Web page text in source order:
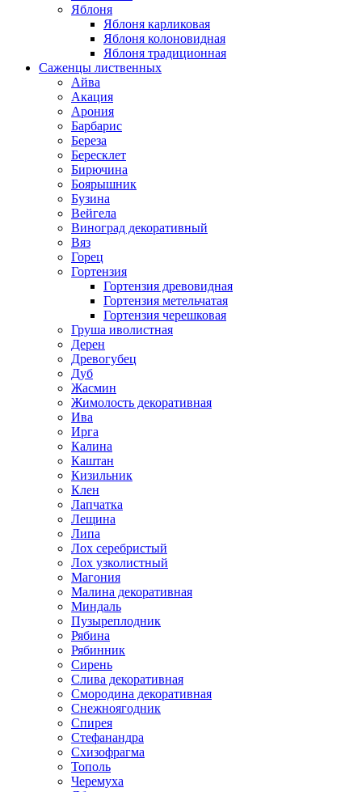
Яблоня
Яблоня карликовая
Яблоня колоновидная
Яблоня традиционная
Саженцы лиственных
Айва
Акация
Арония
Барбарис
Береза
Бересклет
Бирючина
Боярышник
Бузина
Вейгела
Виноград декоративный
Вяз
Горец
Гортензия
Гортензия древовидная
Гортензия метельчатая
Гортензия черешковая
Груша иволистная
Дерен
Древогубец
Дуб
Жасмин
Жимолость декоративная
Ива
Ирга
Калина
Каштан
Кизильник
Клен
Лапчатка
Лещина
Липа
Лох серебристый
Лох узколистный
Магония
Малина декоративная
Миндаль
Пузыреплодник
Рябина
Рябинник
Сирень
Слива декоративная
Смородина декоративная
Снежноягодник
Спирея
Стефанандра
Схизофрагма
Тополь
Черемуха